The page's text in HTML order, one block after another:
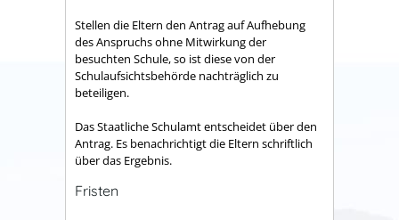
Stellen die Eltern den Antrag auf Aufhebung
des Anspruchs ohne Mitwirkung der
besuchten Schule, so ist diese von der
Schulaufsichtsbehörde nachträglich zu
beteiligen.
Das Staatliche Schulamt entscheidet über den
Antrag. Es benachrichtigt die Eltern schriftlich
über das Ergebnis.
Fristen